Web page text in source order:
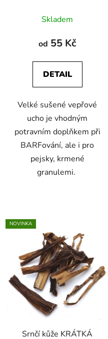
hodnocení
produktu
5,0
z
hvězdiček.
Skladem
od 55 Kč
DETAIL
Velké sušené vepřové
ucho je vhodným
potravním doplňkem při
BARFování, ale i pro
pejsky, krmené
granulemi.
NOVINKA
Srnčí kůže KRÁTKÁ